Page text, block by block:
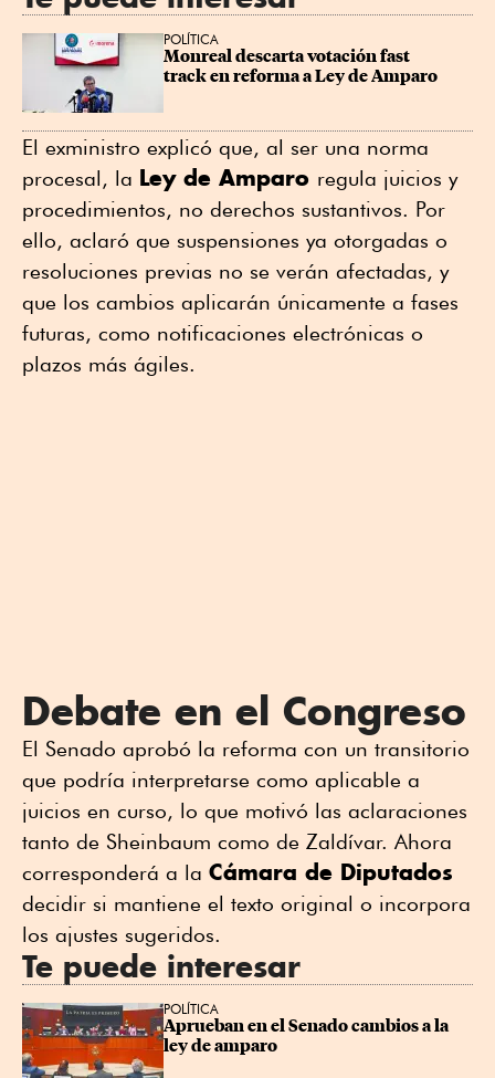
POLÍTICA
Monreal descarta votación fast
track en reforma a Ley de Amparo
El exministro explicó que, al ser una norma
procesal, la Ley de Amparo regula juicios y
procedimientos, no derechos sustantivos. Por
ello, aclaró que suspensiones ya otorgadas o
resoluciones previas no se verán afectadas, y
que los cambios aplicarán únicamente a fases
futuras, como notificaciones electrónicas o
plazos más ágiles.
Debate en el Congreso
El Senado aprobó la reforma con un transitorio
que podría interpretarse como aplicable a
juicios en curso, lo que motivó las aclaraciones
tanto de Sheinbaum como de Zaldívar. Ahora
corresponderá a la Cámara de Diputados
decidir si mantiene el texto original o incorpora
los ajustes sugeridos.
Te puede interesar
POLÍTICA
Aprueban en el Senado cambios a la
ley de amparo